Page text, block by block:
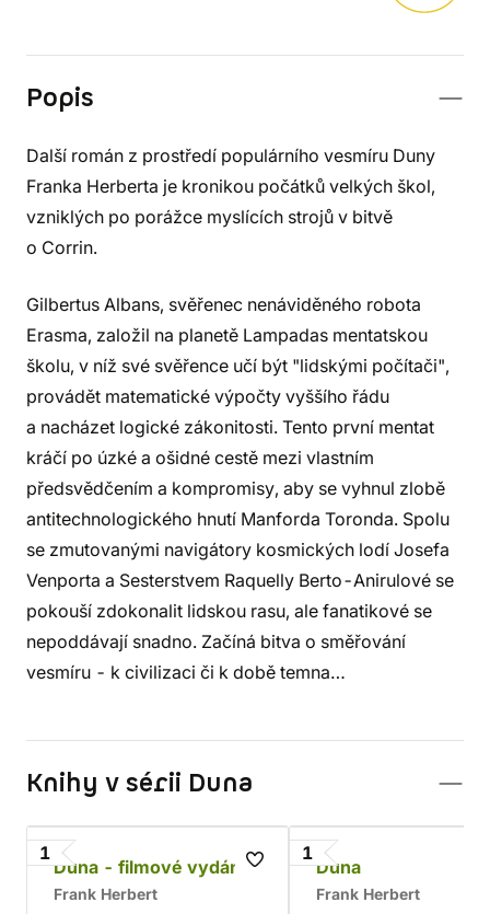
Popis
Další román z prostředí populárního vesmíru Duny
Franka Herberta je kronikou počátků velkých škol,
vzniklých po porážce myslících strojů v bitvě
o Corrin.
Gilbertus Albans, svěřenec nenáviděného robota
Erasma, založil na planetě Lampadas mentatskou
školu, v níž své svěřence učí být "lidskými počítači",
provádět matematické výpočty vyššího řádu
a nacházet logické zákonitosti. Tento první mentat
kráčí po úzké a ošidné cestě mezi vlastním
předsvědčením a kompromisy, aby se vyhnul zlobě
antitechnologického hnutí Manforda Toronda. Spolu
se zmutovanými navigátory kosmických lodí Josefa
Venporta a Sesterstvem Raquelly Berto-Anirulové se
pokouší zdokonalit lidskou rasu, ale fanatikové se
nepoddávají snadno. Začíná bitva o směřování
vesmíru - k civilizaci či k době temna…
Knihy v sérii Duna
1
Duna - filmové vydání
Frank Herbert
1
Duna
Frank Herbert